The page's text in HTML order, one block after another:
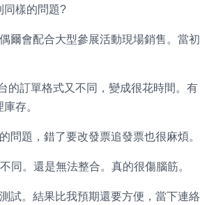
同樣的問題?
爾會配合大型參展活動現場銷售。當初
的訂單格式又不同，變成很花時間。有
存。
問題，錯了要改發票追發票也很麻煩。
同。還是無法整合。真的很傷腦筋。
試。結果比我預期還要方便，當下連絡